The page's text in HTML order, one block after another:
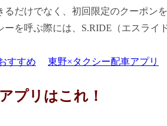
だけでなく、初回限定のクーポン
を呼ぶ際には、S.RIDE（エスライ
すすめ 東野×タクシー配車アプリ
プリはこれ！